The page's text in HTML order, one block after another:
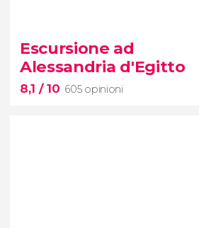
145 opinioni
dell'antica Tebe
Escursione ad
Alessandria d'Egitto
8,1 / 10 605 opinioni